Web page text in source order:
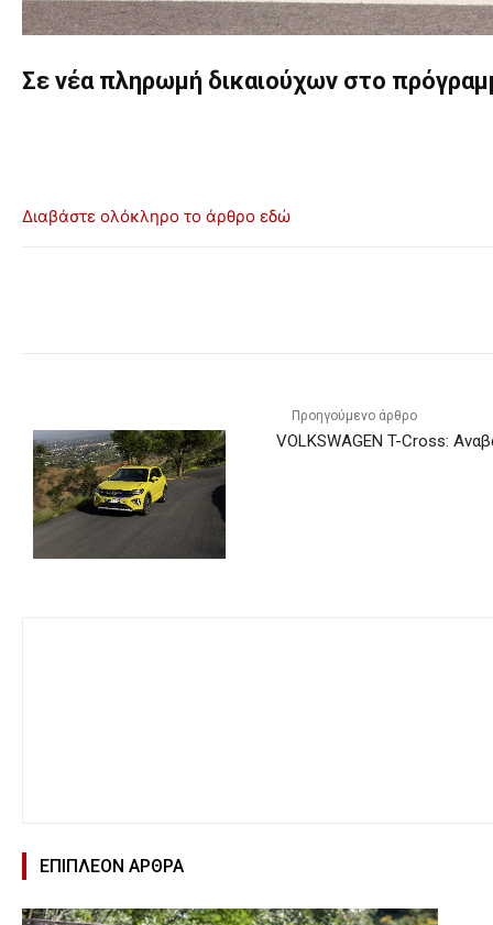
Σε νέα πληρωμή δικαιούχων στο
Διαβάστε ολόκληρο το άρθρο εδώ
Προηγούμενο άρθρο
VOLKSWAGEN T-Cross:
ΕΠΙΠΛΕΟΝ ΑΡΘΡΑ